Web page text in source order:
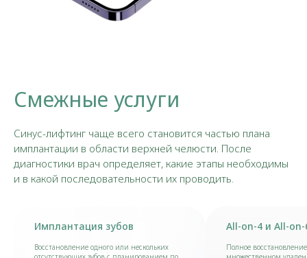
Смежные услуги
Синус-лифтинг чаще всего становится частью плана
имплантации в области верхней челюсти. После
диагностики врач определяет, какие этапы необходимы
и в какой последовательности их проводить.
Имплантация зубов
Восстановление одного или нескольких
All-on-4 и All-on-
Полное